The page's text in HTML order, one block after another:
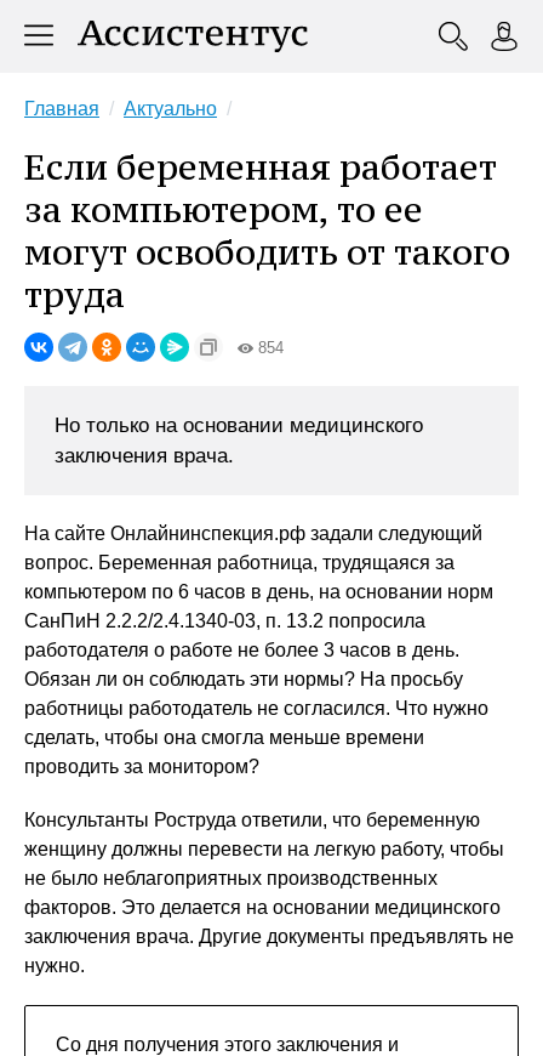
Главная Актуально
Если беременная работает
за компьютером, то ее
могут освободить от такого
труда
854
Но только на основании медицинского
заключения врача.
На сайте Онлайнинспекция.рф задали следующий
вопрос. Беременная работница, трудящаяся за
компьютером по 6 часов в день, на основании норм
СанПиН 2.2.2/2.4.1340-03, п. 13.2 попросила
работодателя о работе не более 3 часов в день.
Обязан ли он соблюдать эти нормы? На просьбу
работницы работодатель не согласился. Что нужно
сделать, чтобы она смогла меньше времени
проводить за монитором?
Консультанты Роструда ответили, что беременную
женщину должны перевести на легкую работу, чтобы
не было неблагоприятных производственных
факторов. Это делается на основании медицинского
заключения врача. Другие документы предъявлять не
нужно.
Со дня получения этого заключения и